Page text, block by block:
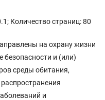
Количество страниц: 80
на охрану жизни
безопасности и (или)
среды обитания,
и